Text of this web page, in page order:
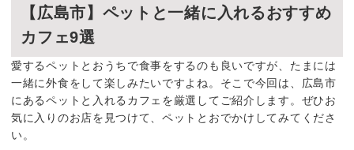
【広島市】ペットと一緒に入れるおすすめ
カフェ9選
愛するペットとおうちで食事をするのも良いですが、たまには
一緒に外食をして楽しみたいですよね。そこで今回は、広島市
にあるペットと入れるカフェを厳選してご紹介します。ぜひお
気に入りのお店を見つけて、ペットとおでかけしてみてくださ
い。